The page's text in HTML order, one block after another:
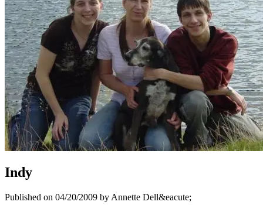
Indy
Published on 04/20/2009 by Annette Dell&eacute;